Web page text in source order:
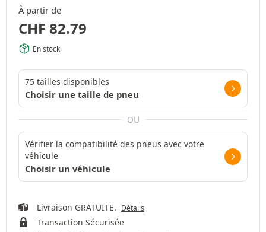
À partir de
CHF 82.79
En stock
75 tailles disponibles
Choisir une taille de pneu
OU
Vérifier la compatibilité des pneus avec votre
véhicule
Choisir un véhicule
Livraison GRATUITE. Détails
Transaction Sécurisée